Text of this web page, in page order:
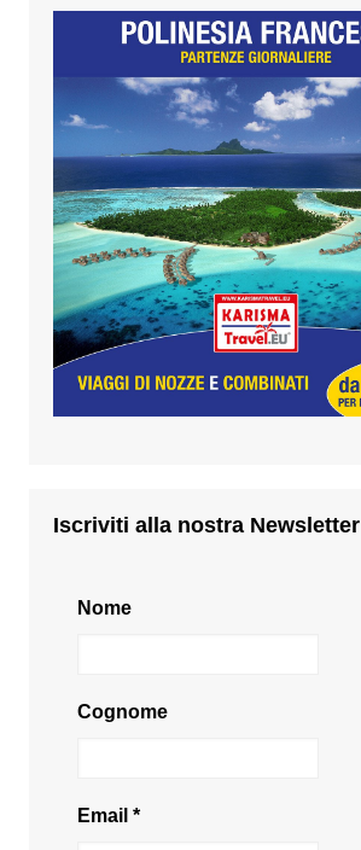
Iscriviti alla nostra Newsletter
Nome
Cognome
Email *